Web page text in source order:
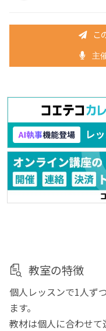
こ
主
教室の特徴
個人レッスンで1人ず
ます。
教材は個人に合わせて